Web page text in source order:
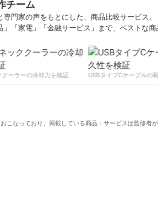
チーム
専門家の声をもとにした、商品比較サービス
」「家電」「金融サービス」まで、ベストな
ームのプロフィール
ーラーの冷却力を検証
USBタイプCケーブルの耐
こなっており、掲載している商品・サービスは監修者